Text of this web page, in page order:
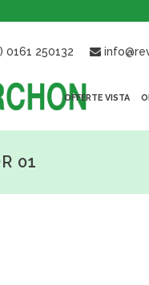
0161 250132
OFFERTE VISTA
01